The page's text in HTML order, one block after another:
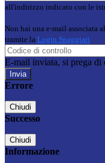
all'indirizzo indicato con le
Non hai una e-mail associata
tramite la Login Spaggiari
E-mail inviata, si prega di
Errore
Chiudi
Successo
Chiudi
Informazione